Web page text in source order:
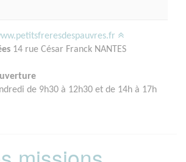
14 rue César Franck NANTES
de 9h30 à 12h30 et de 14h à 17h